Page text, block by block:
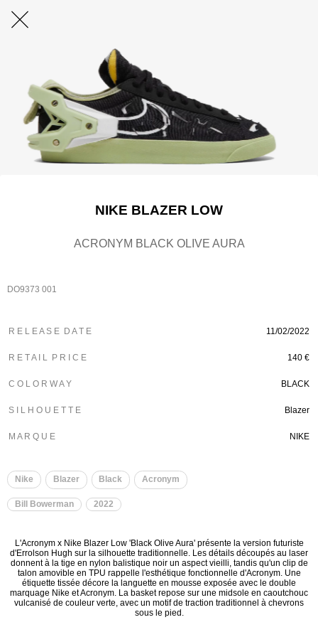
NIKE BLAZER LOW
ACRONYM BLACK OLIVE AURA
DO9373 001
R E L E A S E D A T E 11/02/2022
R E T A I L P R I C E 140 €
C O L O R W A Y BLACK
S I L H O U E T T E Blazer
M A R Q U E NIKE
Nike Blazer Black Acronym
Bill Bowerman 2022
L'Acronym x Nike Blazer Low 'Black Olive Aura' présente la version futuriste
d'Errolson Hugh sur la silhouette traditionnelle. Les détails découpés au laser
donnent à la tige en nylon balistique noir un aspect vieilli, tandis qu'un clip de
talon amovible en TPU rappelle l'esthétique fonctionnelle d'Acronym. Une
étiquette tissée décore la languette en mousse exposée avec le double
marquage Nike et Acronym. La basket repose sur une midsole en caoutchouc
vulcanisé de couleur verte, avec un motif de traction traditionnel à chevrons
sous le pied.